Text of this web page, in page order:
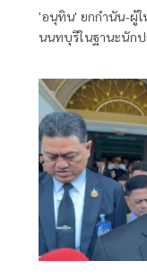
'อนุทิน' ยกกำนัน-ผู้
นนทบุรีในฐานะนัก
ที่เกิดเหตุ